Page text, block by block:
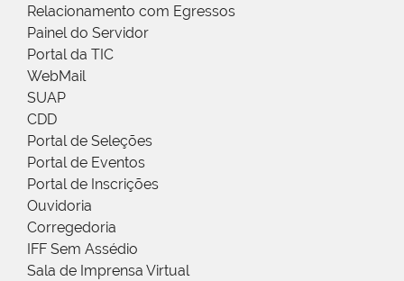
Relacionamento com Egressos
Painel do Servidor
Portal da TIC
WebMail
SUAP
CDD
Portal de Seleções
Portal de Eventos
Portal de Inscrições
Ouvidoria
Corregedoria
IFF Sem Assédio
Sala de Imprensa Virtual